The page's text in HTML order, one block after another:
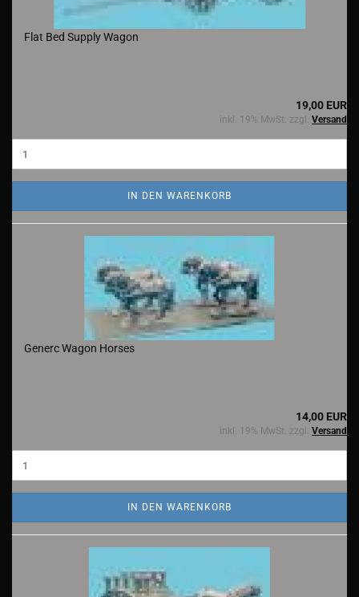
Flat Bed Supply Wagon
19,00 EUR
inkl. 19% MwSt. zzgl. Versand
IN DEN WARENKORB
Generc Wagon Horses
14,00 EUR
inkl. 19% MwSt. zzgl. Versand
IN DEN WARENKORB